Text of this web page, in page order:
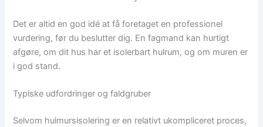
Det er altid en god idé at få foretaget en professionel
vurdering, før du beslutter dig. En fagmand kan hurtigt
afgøre, om dit hus har et isolerbart hulrum, og om muren er
i god stand.
Typiske udfordringer og faldgruber
Selvom hulmursisolering er en relativt ukompliceret proces,